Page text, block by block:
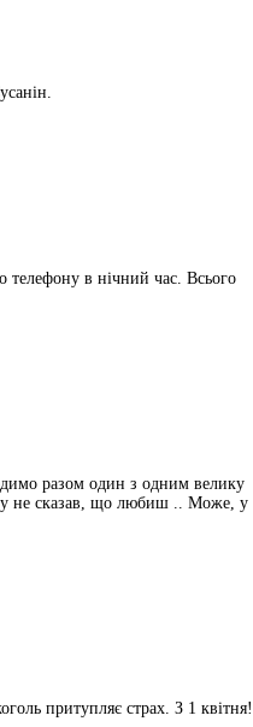
телефону в нічний час. Всього
разом один з одним велику
не сказав, що любиш .. Може, у
притупляє страх. З 1 квітня!